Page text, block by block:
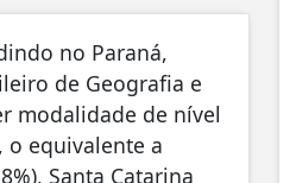
no Paraná,
de Geografia e
modalidade de nível
o equivalente a
Santa Catarina